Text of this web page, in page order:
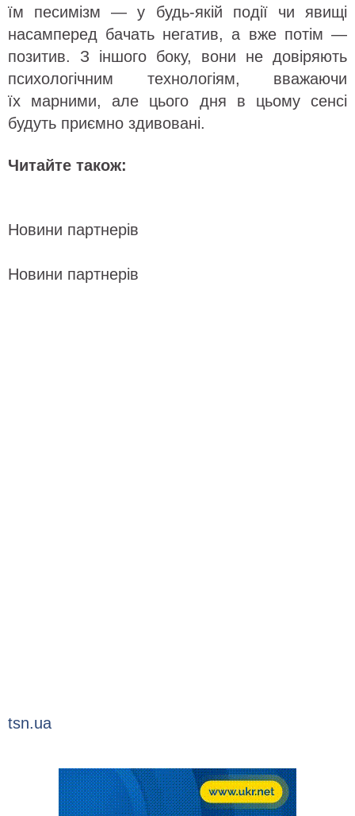
їм песимізм — у будь-якій події чи явищі
насамперед бачать негатив, а вже потім —
позитив. З іншого боку, вони не довіряють
психологічним технологіям, вважаючи
їх марними, але цього дня в цьому сенсі
будуть приємно здивовані.
Читайте також:
Новини партнерів
Новини партнерів
tsn.ua